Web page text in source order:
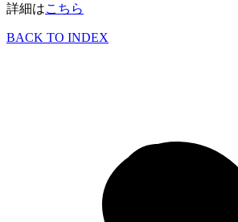
詳細はこちら
BACK TO INDEX